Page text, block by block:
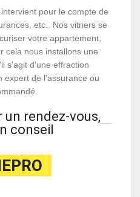
pour le compte de
etc.. Nos vitriers se
votre appartement,
cela nous installons une
s'agit d'une effraction
expert de l'assurance ou
un rendez-vous,
conseil